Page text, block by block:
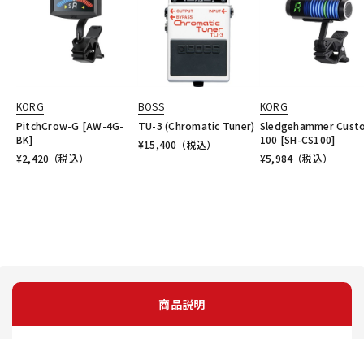
KORG
PitchCrow-G [AW-4G-
BK]
¥2,420 （税込）
BOSS
TU-3 (Chromatic Tuner)
¥15,400 （税込）
KORG
Sledgehammer
100 [SH-CS100]
¥5,984（税込）
商品説明